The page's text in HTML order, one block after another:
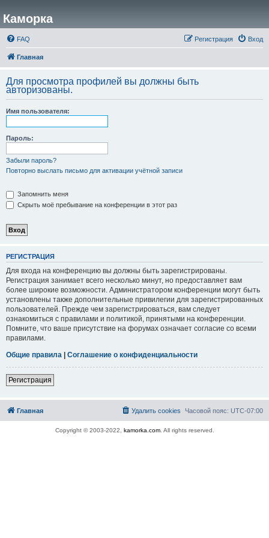
Каморка
FAQ Вход
Регистрация
Главная
Для просмотра профилей вы должны быть
авторизованы.
Имя пользователя:
Пароль:
Забыли пароль?
Повторно выслать письмо для активации учётной записи
Запомнить меня
Скрыть моё пребывание на конференции в этот раз
РЕГИСТРАЦИЯ
Для входа на конференцию вы должны быть зарегистрированы.
Регистрация занимает всего несколько минут, но предоставляет вам
более широкие возможности. Администратором конференции могут быть
установлены также дополнительные привилегии для зарегистрированных
пользователей. Прежде чем зарегистрироваться, вам следует
ознакомиться с правилами и политикой, принятыми на конференции.
Помните, что ваше присутствие на форумах означает согласие со всеми
правилами.
Общие правила | Соглашение о конфиденциальности
Регистрация
Главная Часовой пояс: UTC-07:00
Удалить cookies
Copyright © 2003-2022, kamorka.com. All rights reserved.